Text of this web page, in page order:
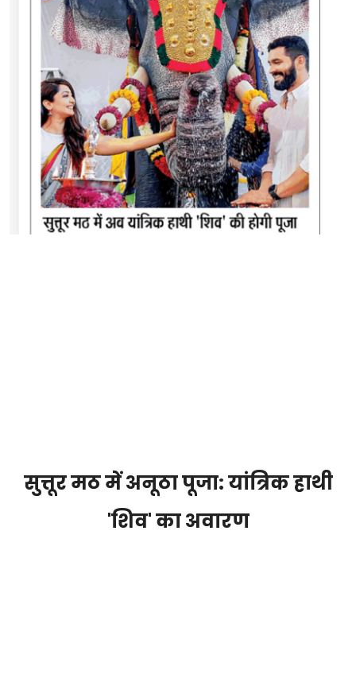
सुत्तूर मठ में अनूठा पूजा: यांत्रिक हाथी
'शिव' का अवारण